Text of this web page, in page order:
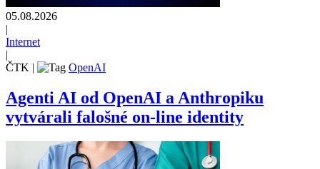
05.08.2026
|
Internet
|
ČTK | OpenAI
Agenti AI od OpenAI a Anthropiku
vytvárali falošné on-line identity